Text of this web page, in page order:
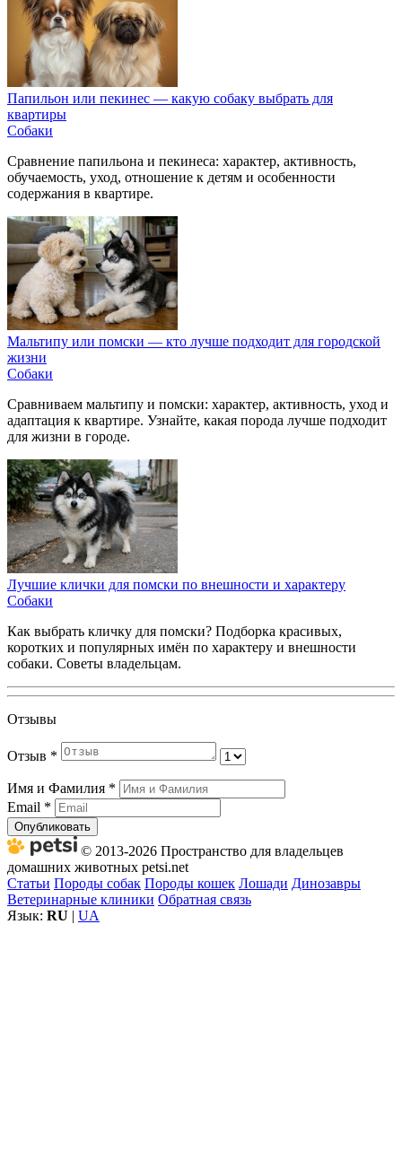
Папильон или пекинес — какую собаку выбрать для
квартиры
Собаки
Сравнение папильона и пекинеса: характер, активность,
обучаемость, уход, отношение к детям и особенности
содержания в квартире.
Мальтипу или помски — кто лучше подходит для городской
жизни
Собаки
Сравниваем мальтипу и помски: характер, активность, уход и
адаптация к квартире. Узнайте, какая порода лучше подходит
для жизни в городе.
Лучшие клички для помски по внешности и характеру
Собаки
Как выбрать кличку для помски? Подборка красивых,
коротких и популярных имён по характеру и внешности
собаки. Советы владельцам.
Отзывы
Отзыв *
Имя и Фамилия *
Email *
Опубликовать
© 2013-2026 Пространство для владельцев
домашних животных petsi.net
Статьи Породы собак Породы кошек Лошади Динозавры
Ветеринарные клиники Обратная связь
Язык: RU | UA